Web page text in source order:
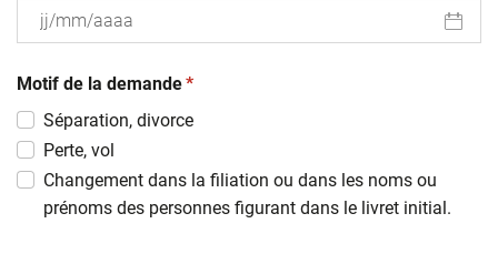
slash
MM
slash
AAAA
Motif de la demande(obligatoire)
*
Séparation, divorce
Perte, vol
Changement dans la filiation ou dans les noms ou
prénoms des personnes figurant dans le livret initial.